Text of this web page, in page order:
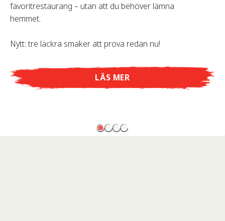
favoritrestaurang – utan att du behöver lämna
hemmet.
Nytt: tre läckra smaker att prova redan nu!
LÄS MER